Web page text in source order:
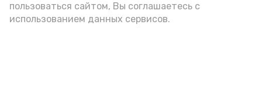
пользоваться сайтом, Вы соглашаетесь с
использованием данных сервисов.